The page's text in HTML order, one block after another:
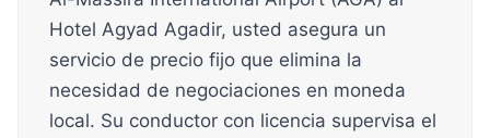
Hotel Agyad Agadir, usted asegura un
servicio de precio fijo que elimina la
necesidad de negociaciones en moneda
local. Su conductor con licencia supervisa el